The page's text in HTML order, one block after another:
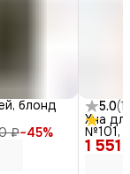
₽−45%
блонд 5.0(1
1 551
Хна
№101,